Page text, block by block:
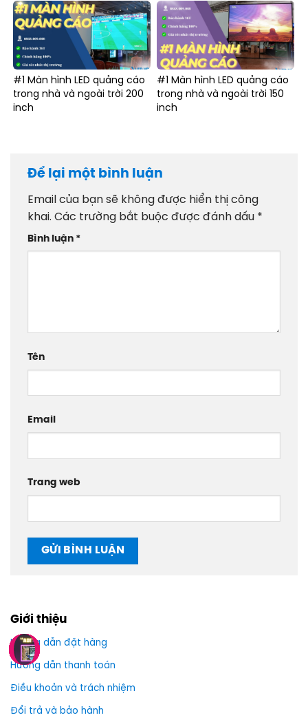
#1 Màn hình LED quảng cáo
trong nhà và ngoài trời 200
inch
#1 Màn hình LED quảng cáo
trong nhà và ngoài trời 150
inch
Để lại một bình luận
Email của bạn sẽ không được hiển thị công
khai. Các trường bắt buộc được đánh dấu *
Bình luận *
Tên
Email
Trang web
Giới thiệu
Hướng dẫn đặt hàng
Hướng dẫn thanh toán
Điều khoản và trách nhiệm
Đổi trả và bảo hành